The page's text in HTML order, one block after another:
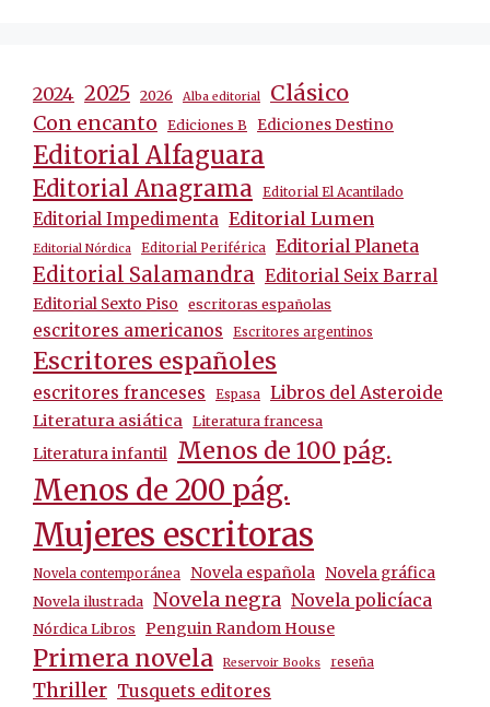
2024 2025 2026 Alba editorial Clásico
Con encanto Ediciones B Ediciones Destino
Editorial Alfaguara
Editorial Anagrama Editorial El Acantilado
Editorial Impedimenta Editorial Lumen
Editorial Nórdica Editorial Periférica Editorial Planeta
Editorial Salamandra Editorial Seix Barral
Editorial Sexto Piso escritoras españolas
escritores americanos Escritores argentinos
Escritores españoles
escritores franceses Espasa Libros del Asteroide
Literatura asiática Literatura francesa
Literatura infantil Menos de 100 pág.
Menos de 200 pág.
Mujeres escritoras
Novela contemporánea Novela española Novela gráfica
Novela ilustrada Novela negra Novela policíaca
Nórdica Libros Penguin Random House
Primera novela Reservoir Books reseña
Thriller Tusquets editores